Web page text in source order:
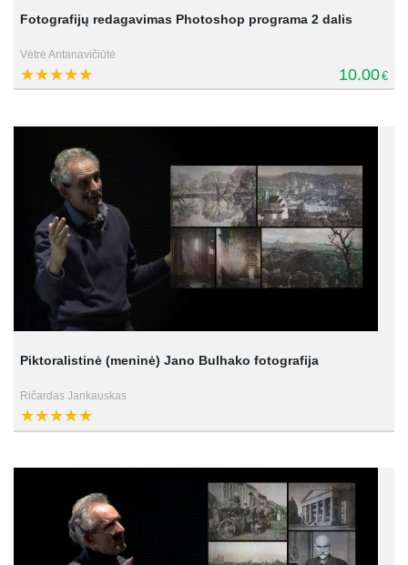
Fotografijų redagavimas Photoshop programa 2 dalis
Vėtrė Antanavičiūtė
10.00€
Piktoralistinė (meninė) Jano Bulhako fotografija
Ričardas Jankauskas